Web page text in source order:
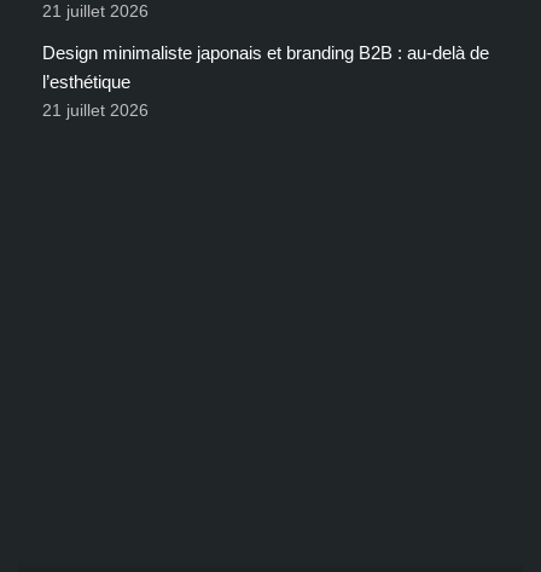
21 juillet 2026
Design minimaliste japonais et branding B2B : au-delà de
l’esthétique
21 juillet 2026